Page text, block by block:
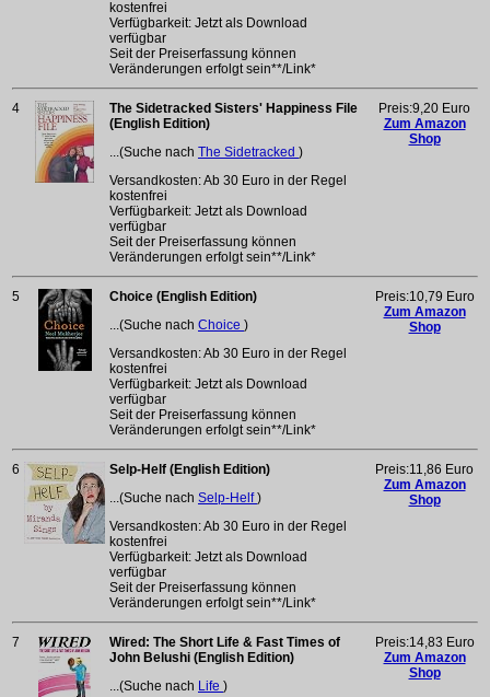
kostenfrei
Verfügbarkeit: Jetzt als Download
verfügbar
Seit der Preiserfassung können
Veränderungen erfolgt sein**/Link*
4
The Sidetracked Sisters' Happiness File
(English Edition)
...(Suche nach The Sidetracked )
Versandkosten: Ab 30 Euro in der Regel
kostenfrei
Verfügbarkeit: Jetzt als Download
verfügbar
Seit der Preiserfassung können
Veränderungen erfolgt sein**/Link*
Preis:9,20 Euro
Zum Amazon
Shop
5
Choice (English Edition)
...(Suche nach Choice )
Versandkosten: Ab 30 Euro in der Regel
kostenfrei
Verfügbarkeit: Jetzt als Download
verfügbar
Seit der Preiserfassung können
Veränderungen erfolgt sein**/Link*
Preis:10,79 Euro
Zum Amazon
Shop
6
Selp-Helf (English Edition)
...(Suche nach Selp-Helf)
Versandkosten: Ab 30 Euro in der Regel
kostenfrei
Verfügbarkeit: Jetzt als Download
verfügbar
Seit der Preiserfassung können
Veränderungen erfolgt sein**/Link*
Preis:11,86 Euro
Zum Amazon
Shop
7
Wired: The Short Life & Fast Times of
John Belushi (English Edition)
...(Suche nach Life )
Preis:14,83 Euro
Zum Amazon
Shop